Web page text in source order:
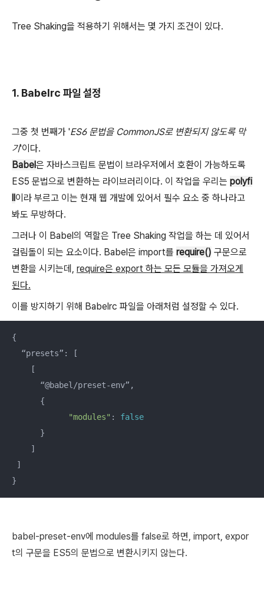
Tree Shaking을 적용하기 위해서는 몇 가지 조건이 있다.
1. Babelrc 파일 설정
그중 첫 번째가 'ES6 문법을 CommonJS로 변환되지 않도록 막
기'이다.
Babel은 자바스크립트 문법이 브라우저에서 호환이 가능하도록
ES5 문법으로 변환하는 라이브러리이다. 이 작업을 우리는 polyfi
ll이라 부르고 이는 현재 웹 개발에 있어서 필수 요소 중 하나라고
봐도 무방하다.
그러나 이 Babel의 역할은 Tree Shaking 작업을 하는 데 있어서
걸림돌이 되는 요소이다. Babel은 import를 require() 구문으로
변환을 시키는데, require은 export 하는 모든 모듈을 가져오게
된다.
이를 방지하기 위해 Babelrc 파일을 아래처럼 설정할 수 있다.
{
  “presets”: [
    [
      “@babel/preset-env”,
      {
"modules" : false
      }
    ]
]
}
babel-preset-env에 modules를 false로 하면, import, expor
t의 구문을 ES5의 문법으로 변환시키지 않는다.